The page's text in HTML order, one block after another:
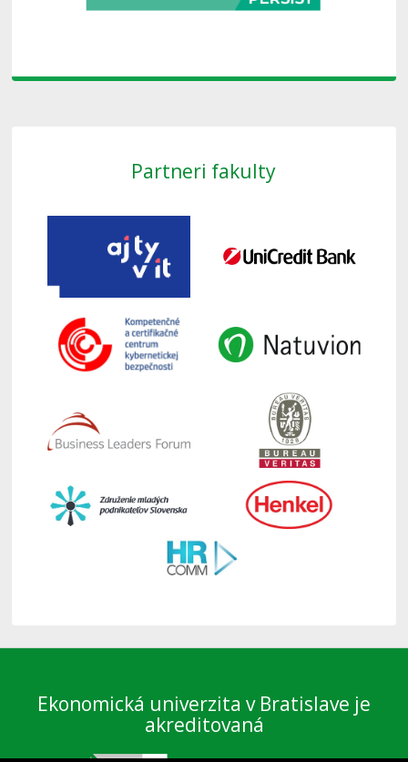
Partneri fakulty
Ekonomická univerzita v Bratislave je
akreditovaná